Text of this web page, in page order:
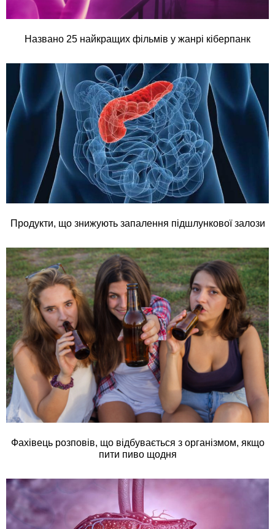
Названо 25 найкращих фільмів у жанрі кіберпанк
Продукти, що знижують запалення підшлункової залози
Фахівець розповів, що відбувається з організмом, якщо
пити пиво щодня